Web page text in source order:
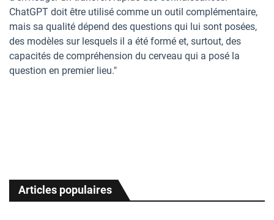
ChatGPT doit être utilisé comme un outil complémentaire,
mais sa qualité dépend des questions qui lui sont posées,
des modèles sur lesquels il a été formé et, surtout, des
capacités de compréhension du cerveau qui a posé la
question en premier lieu."
Articles populaires